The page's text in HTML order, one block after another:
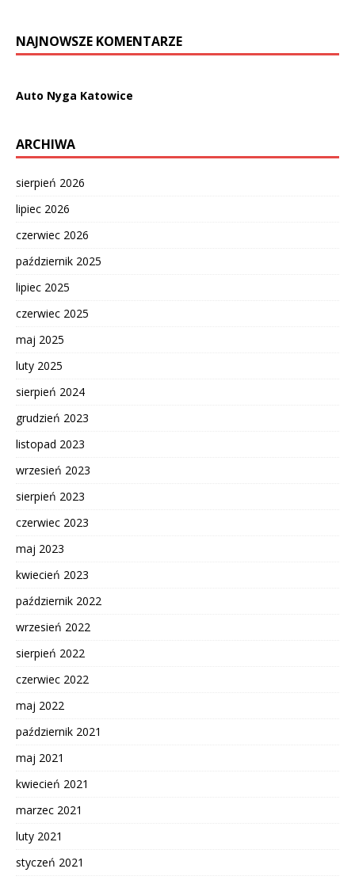
NAJNOWSZE KOMENTARZE
Auto Nyga Katowice
ARCHIWA
sierpień 2026
lipiec 2026
czerwiec 2026
październik 2025
lipiec 2025
czerwiec 2025
maj 2025
luty 2025
sierpień 2024
grudzień 2023
listopad 2023
wrzesień 2023
sierpień 2023
czerwiec 2023
maj 2023
kwiecień 2023
październik 2022
wrzesień 2022
sierpień 2022
czerwiec 2022
maj 2022
październik 2021
maj 2021
kwiecień 2021
marzec 2021
luty 2021
styczeń 2021